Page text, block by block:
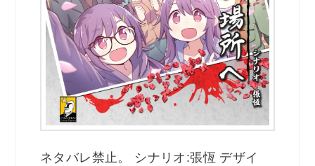
ネタバレ禁止。 シナリオ:張恆 デザイ